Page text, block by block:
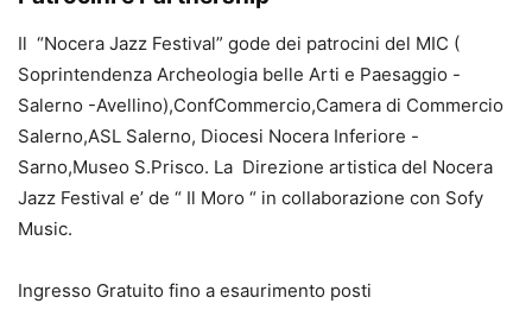
Il “Nocera Jazz Festival” gode dei patrocini del MIC (
Soprintendenza Archeologia belle Arti e Paesaggio -
Salerno -Avellino),ConfCommercio,Camera di Commercio
Salerno,ASL Salerno, Diocesi Nocera Inferiore -
Sarno,Museo S.Prisco. La Direzione artistica del Nocera
Jazz Festival e’ de “ Il Moro “ in collaborazione con Sofy
Music.
Ingresso Gratuito fino a esaurimento posti